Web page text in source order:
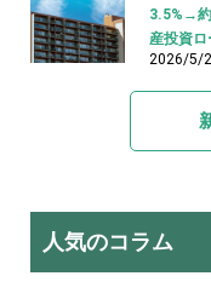
3.5%→約
産投資ロ
2026/5/
人気のコラム